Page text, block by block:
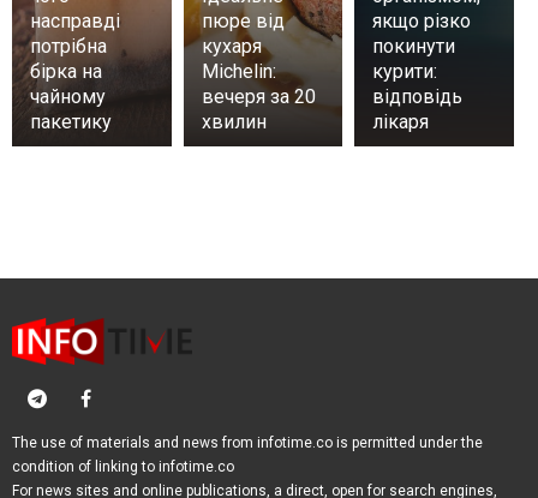
насправді
потрібна
бірка на
чайному
пакетику
пюре від
кухаря
Michelin:
вечеря за 20
хвилин
якщо різко
покинути
курити:
відповідь
лікаря
The use of materials and news from infotime.co is permitted under the
condition of linking to infotime.co
For news sites and online publications, a direct, open for search engines,